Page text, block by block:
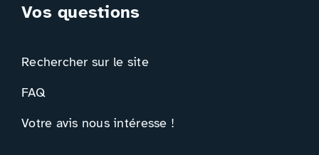
Vos questions
Rechercher sur le site
FAQ
Votre avis nous intéresse !